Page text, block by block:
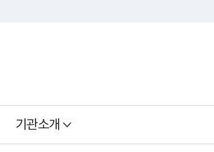
기관소개